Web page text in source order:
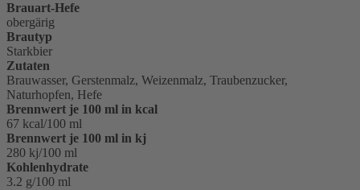
Brauart-Hefe
obergärig
Brautyp
Starkbier
Zutaten
Brauwasser, Gerstenmalz, Weizenmalz, Traubenzucker,
Naturhopfen, Hefe
Brennwert je 100 ml in kcal
67 kcal/100 ml
Brennwert je 100 ml in kj
280 kj/100 ml
Kohlenhydrate
3.2 g/100 ml